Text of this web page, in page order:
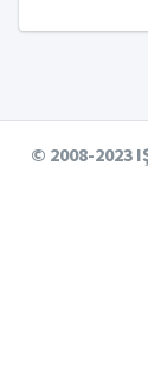
© 2008-2023